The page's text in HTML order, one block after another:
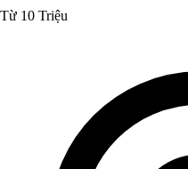
Từ 10 Triệu